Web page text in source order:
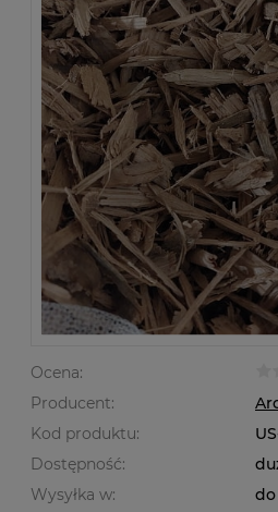
Ocena:
Producent:
Kod produktu:
Dostępność:
Wysyłka w: